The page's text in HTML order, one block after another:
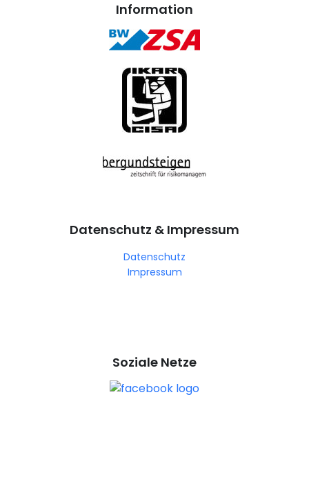
Information
Datenschutz & Impressum
Datenschutz
Impressum
Soziale Netze